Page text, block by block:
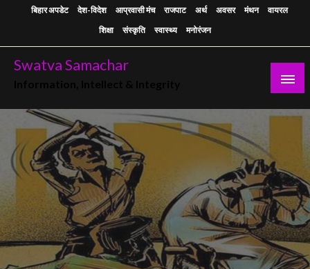
बिहार अपडेट देश-विदेश आप्रवासी मंच राजपाट अर्थ अवसर मंथन
वायरल
शिक्षा
संस्कृति स्वास्थ्य मनोरंजन
Swatva Samachar